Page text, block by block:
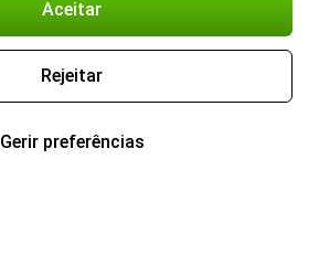
Aceitar
Rejeitar
Gerir preferências